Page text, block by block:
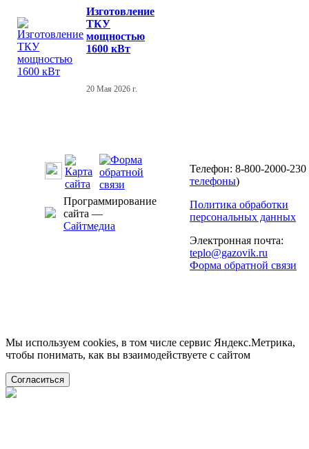
Изготовление
ТКУ
мощностью
1600 кВт
20 Мая 2026 г.
Программирование
сайта —
Сайтмедиа
Телефон: 8-800-2000-230
телефоны)
Политика обработки
персональных данных
Электронная почта:
teplo@gazovik.ru
Форма обратной связи
Мы используем cookies, в том числе сервис Яндекс.Метрика,
чтобы понимать, как вы взаимодействуете с сайтом
Согласиться